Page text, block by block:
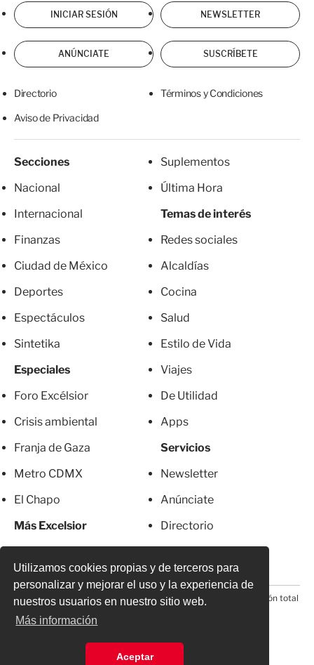
Utilizamos cookies propias y de terceros para
personalizar y mejorar el uso y la experiencia de
nuestros usuarios en nuestro sitio web.
Más información
Aceptar
INICIAR SESIÓN NEWSLETTER
ANÚNCIATE SUSCRÍBETE
Directorio Términos y Condiciones
Aviso de Privacidad
Secciones
Nacional
Internacional
Finanzas
Ciudad de México
Deportes
Espectáculos
Sintetika
Especiales
Foro Excélsior
Crisis ambiental
Franja de Gaza
Metro CDMX
El Chapo
Más Excelsior
Suplementos
Última Hora
Temas de interés
Redes sociales
Alcaldías
Cocina
Salud
Estilo de Vida
Viajes
De Utilidad
Apps
Servicios
Newsletter
Anúnciate
Directorio
© 2026 Todos los derechos reservados. Prohibida la reproducción total
o parcial, incluyendo cualquier medio electrónico*